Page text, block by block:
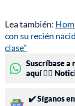
Lea también:
con su recién
clase"
Suscríbase a
aquí 👉🏻
✔️ Síganos